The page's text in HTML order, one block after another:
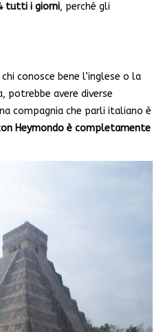
tutti i giorni, perché gli
conosce bene l’inglese o la
potrebbe avere diverse
compagnia che parli italiano è
Heymondo è completamente